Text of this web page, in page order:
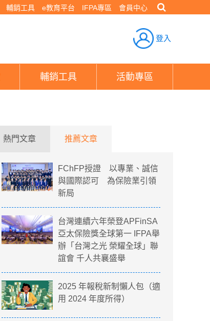
輔銷工具 e教育平台 IFPA專區 會員中心
登入
輔銷工具 活動專區
熱門文章 推薦文章
FChFP授證 以專業、誠信
與國際認可 為保險業引領
新局
台灣連續六年榮登APFinSA
亞太保險獎全球第一 IFPA舉
辦「台灣之光 榮耀全球」聯
誼會 千人共襄盛舉
2025 年報稅新制懶人包（適
用 2024 年度所得）